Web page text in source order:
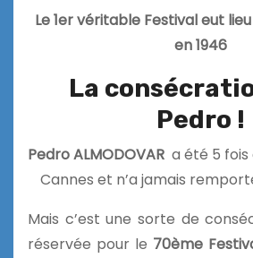
Le 1er véritable Festival eut
en 1946
La
Pedro !
Pedro ALMODOVAR a été 5
Cannes et n’a jamais
Mais c’est une sorte de
réservée pour le 70ème